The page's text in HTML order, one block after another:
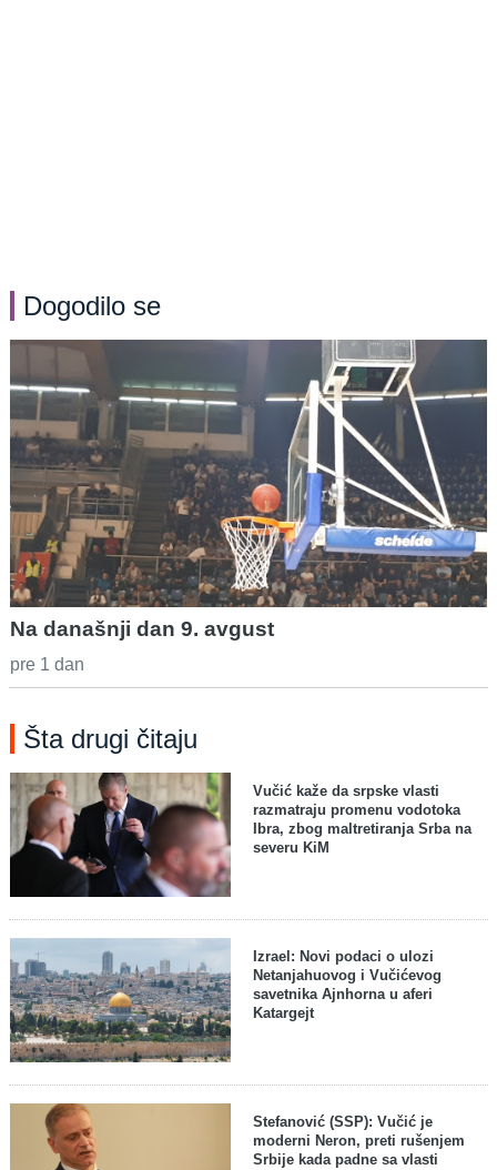
Dogodilo se
Na današnji dan 9. avgust
pre 1 dan
Šta drugi čitaju
Vučić kaže da srpske vlasti
razmatraju promenu vodotoka
Ibra, zbog maltretiranja Srba na
severu KiM
Izrael: Novi podaci o ulozi
Netanjahuovog i Vučićevog
savetnika Ajnhorna u aferi
Katargejt
Stefanović (SSP): Vučić je
moderni Neron, preti rušenjem
Srbije kada padne sa vlasti